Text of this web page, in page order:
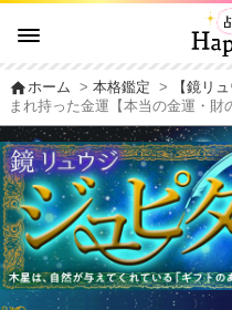
homeホーム >本格鑑定 > 【鏡リ
まれ持った金運【本当の金運・財